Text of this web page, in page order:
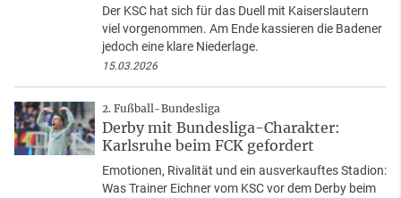
Der KSC hat sich für das Duell mit Kaiserslautern
viel vorgenommen. Am Ende kassieren die Badener
jedoch eine klare Niederlage.
15.03.2026
2. Fußball-Bundesliga
Derby mit Bundesliga-Charakter:
Karlsruhe beim FCK gefordert
Emotionen, Rivalität und ein ausverkauftes Stadion:
Was Trainer Eichner vom KSC vor dem Derby beim